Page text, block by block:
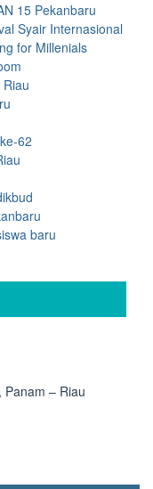
15 Pekanbaru
Syair Internasional
for Millenials
62
baru
Panam – Riau